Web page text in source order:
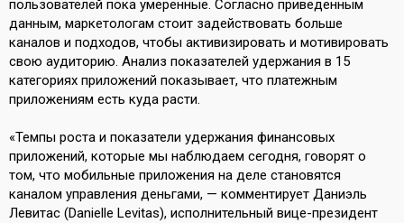
пользователей пока умеренные. Согласно приведенным
данным, маркетологам стоит задействовать больше
каналов и подходов, чтобы активизировать и мотивировать
свою аудиторию. Анализ показателей удержания в 15
категориях приложений показывает, что платежным
приложениям есть куда расти.
«Темпы роста и показатели удержания финансовых
приложений, которые мы наблюдаем сегодня, говорят о
том, что мобильные приложения на деле становятся
каналом управления деньгами, — комментирует Даниэль
Левитас (Danielle Levitas), исполнительный вице-президент